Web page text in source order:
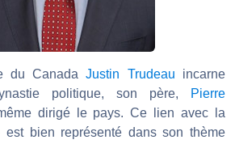
du CanadaJustin Trudeau incarne
politique, son père,
Pierre
dirigé le pays. Ce lien avec la
est bien représenté dans son thème